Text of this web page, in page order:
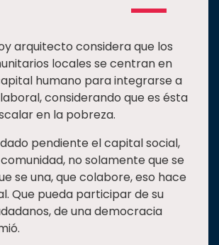
arquitecto considera que los
locales se centran en
humano para integrarse a
considerando que es ésta
en la pobreza.
pendiente el capital social,
no solamente que se
se una, que colabore, eso hace
Que pueda participar de su
de una democracia